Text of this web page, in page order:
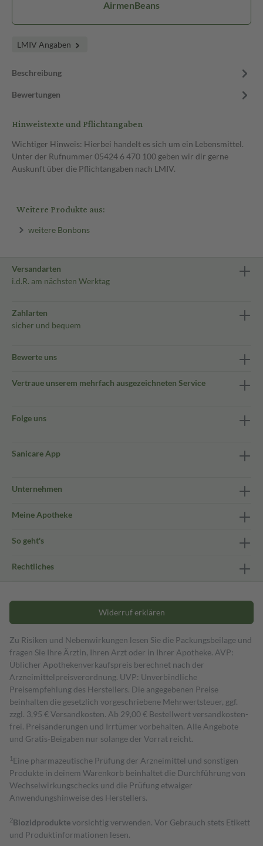
AirmenBeans
LMIV Angaben
Beschreibung
Bewertungen
Hinweistexte und Pflichtangaben
Wichtiger Hinweis: Hierbei handelt es sich um ein Lebensmittel.
Unter der Rufnummer 05424 6 470 100 geben wir dir gerne
Auskunft über die Pflichtangaben nach LMIV.
Weitere Produkte aus:
weitere Bonbons
Versandarten
i.d.R. am nächsten Werktag
Zahlarten
sicher und bequem
Bewerte uns
Vertraue unserem mehrfach ausgezeichneten Service
Folge uns
Sanicare App
Unternehmen
Meine Apotheke
So geht's
Rechtliches
Widerruf erklären
Zu Risiken und Nebenwirkungen lesen Sie die Packungsbeilage und
fragen Sie Ihre Ärztin, Ihren Arzt oder in Ihrer Apotheke. AVP:
Üblicher Apothekenverkaufspreis berechnet nach der
Arzneimittelpreisverordnung. UVP: Unverbindliche
Preisempfehlung des Herstellers. Die angegebenen Preise
beinhalten die gesetzlich vorgeschriebene Mehrwertsteuer, ggf.
zzgl. 3,95 € Versandkosten. Ab 29,00 € Bestell­wert versand­kosten­
frei. Preisänderungen und Irrtümer vorbehalten. Alle Angebote
und Gratis-Beigaben nur solange der Vorrat reicht.
1 Eine pharmazeutische Prüfung der Arzneimittel und sonstigen
Produkte in deinem Warenkorb beinhaltet die Durchführung von
Wechselwirkungschecks und die Prüfung etwaiger
Anwendungshinweise des Herstellers.
2Biozidproduktevorsichtig verwenden. Vor Gebrauch stets Etikett
und Produktinformationen lesen.